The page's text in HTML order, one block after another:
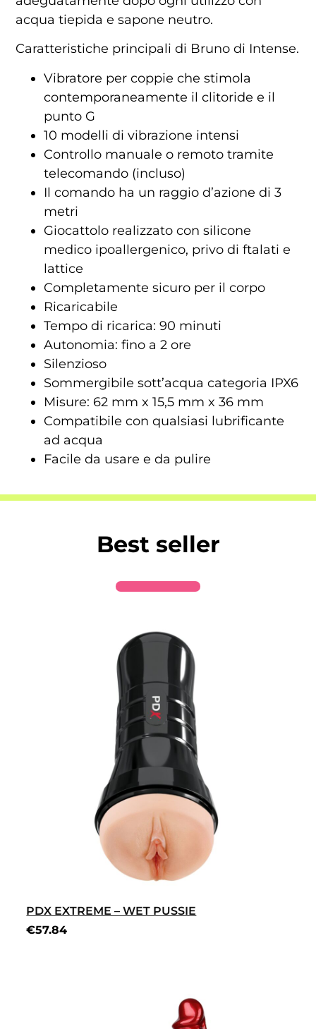
acqua tiepida e sapone neutro.
Caratteristiche principali di Bruno di Intense.
Vibratore per coppie che stimola
contemporaneamente il clitoride e il
punto G
10 modelli di vibrazione intensi
Controllo manuale o remoto tramite
telecomando (incluso)
Il comando ha un raggio d’azione di 3
metri
Giocattolo realizzato con silicone
medico ipoallergenico, privo di ftalati e
lattice
Completamente sicuro per il corpo
Ricaricabile
Tempo di ricarica: 90 minuti
Autonomia: fino a 2 ore
Silenzioso
Sommergibile sott’acqua categoria IPX6
Misure: 62 mm x 15,5 mm x 36 mm
Compatibile con qualsiasi lubrificante
ad acqua
Facile da usare e da pulire
Best seller
PDX EXTREME – WET PUSSIE
€57.84